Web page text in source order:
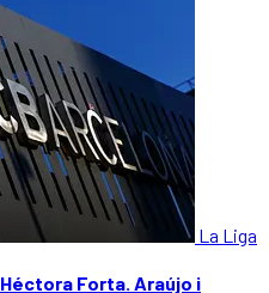
La Liga
Forta. Araújo i